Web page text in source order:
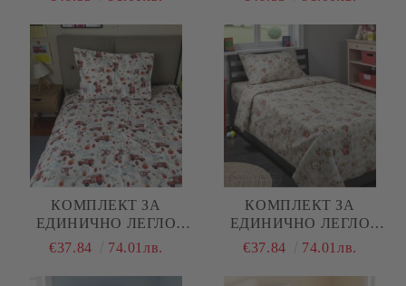
ЧАСТИ
ЧАСТИ
КОМПЛЕКТ ЗА
ЕДИНИЧНО ЛЕГЛО
ПОЖАРНИ , 100%
(ПОПЛИН), 3 ЧАСТИ
€37.84 74.01лв.
КОМПЛЕКТ ЗА
ЕДИНИЧНО ЛЕГЛО
ЛИЛАВО- ВЕСЕЛИ
НАТУРАЛЕН ПАМУК
€37.84 74.01лв.